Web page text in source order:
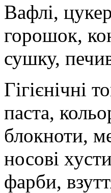
Вафлі,
горошок,
сушку,
Гігієнічні
паста,
блокноти,
носові
фарби,